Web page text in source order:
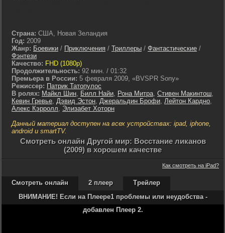
Страна: США, Новая Зеландия
Год: 2009
Жанр: Боевики / Приключения / Триллеры / Фантастические /
Фэнтези
Качество: FHD (1080p)
Продолжительность: 92 мин. / 01:32
Премьера в России: 5 февраля 2009, «BVSPR Sony»
Режиссер: Патрик Татопулос
В ролях: Майкл Шин, Билл Найи, Рона Митра, Стивен Макинтош,
Кевин Гревье, Дэвид Эстон, Джеральдин Брофи, Лейтон Кардно,
Алекс Кэрролл, Элизабет Хоторн
Данный материал доступен на всех устройствах: ipad, iphone,
android и smartTV.
Cмотреть онлайн Другой мир: Восстание ликанов
(2009) в хорошем качестве
Как смотреть на iPad?
Смотреть онлайн 2 плеер
Трейлер
ВНИМАНИЕ! Если на Плеере1 проблемы или неудобства -
добавлен Плеер 2.